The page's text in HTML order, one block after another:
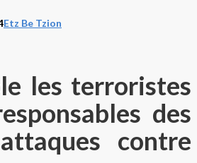
Etz Be Tzion
les terroristes
des
contre